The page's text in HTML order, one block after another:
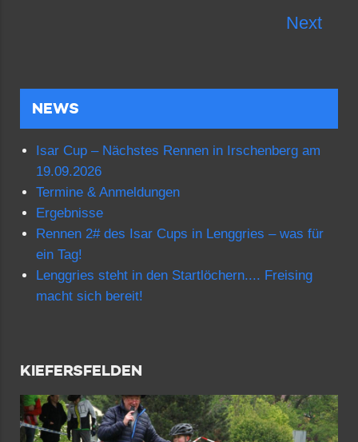
Next
NEWS
Isar Cup – Nächstes Rennen in Irschenberg am
19.09.2026
Termine & Anmeldungen
Ergebnisse
Rennen 2# des Isar Cups in Lenggries – was für
ein Tag!
Lenggries steht in den Startlöchern.... Freising
macht sich bereit!
KIEFERSFELDEN